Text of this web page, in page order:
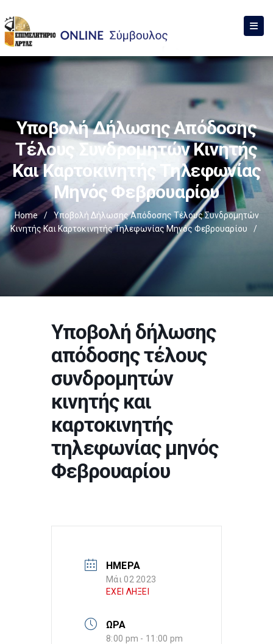
Υποβολή Δήλωσης Απόδοσης
Τέλους Συνδρομητών Κινητής
Και Καρτοκινητής Τηλεφωνίας
Μηνός Φεβρουαρίου
Home /
Υποβολή Δήλωσης Απόδοσης Τέλους Συνδρομητών
Κινητής Και Καρτοκινητής Τηλεφωνίας Μηνός Φεβρουαρίου
/
Υποβολή δήλωσης
απόδοσης τέλους
συνδρομητών
κινητής και
καρτοκινητής
τηλεφωνίας μηνός
Φεβρουαρίου
ΗΜΕΡΑ
Μάι 02 2023
ΕΧΕΙ ΛΗΞΕΙ
ΩΡΑ
8:00 pm - 11:00 pm